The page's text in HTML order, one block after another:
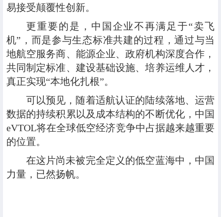
易接受颠覆性创新。
更重要的是，中国企业不再满足于“卖飞
机”，而是参与生态标准共建的过程，通过与当
地航空服务商、能源企业、政府机构深度合作，
共同制定标准、建设基础设施、培养运维人才，
真正实现“本地化扎根”。
可以预见，随着适航认证的陆续落地、运营
数据的持续积累以及成本结构的不断优化，中国
eVTOL将在全球低空经济竞争中占据越来越重要
的位置。
在这片尚未被完全定义的低空蓝海中，中国
力量，已然扬帆。